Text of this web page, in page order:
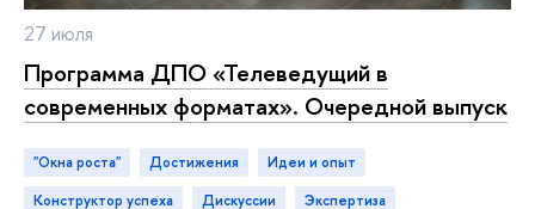
27 июля
Программа ДПО «Телеведущий
современных форматах». Очередной выпуск
"Окна роста" достижения
идеи и опыт
конструктор успеха
дискуссии
экспертиза